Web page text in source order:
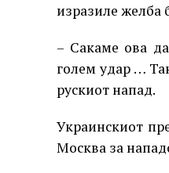
изразиле желба
– Сакаме ова
голем удар …
рускиот напад.
Украинскиот
Москва за